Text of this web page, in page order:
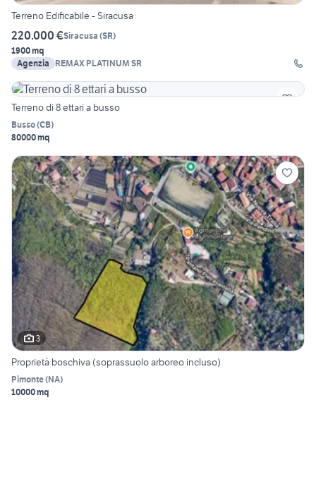
Terreno Edificabile - Siracusa
220.000 €Siracusa (SR)
1900 mq
Agenzia
REMAX PLATINUM SR
Terreno di 8 ettari a busso
Busso(CB)
80000 mq
3
Proprietà boschiva (soprassuolo arboreo incluso)
Pimonte(NA)
10000 mq